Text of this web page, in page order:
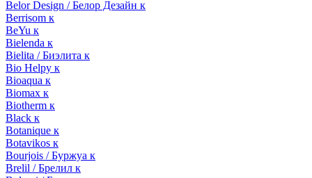
Belor Design / Белор Дезайн к
Berrisom к
BeYu к
Bielenda к
Bielita / Биэлита к
Bio Helpy к
Bioaqua к
Biomax к
Biotherm к
Black к
Botanique к
Botavikos к
Bourjois / Буржуа к
Brelil / Брелил к